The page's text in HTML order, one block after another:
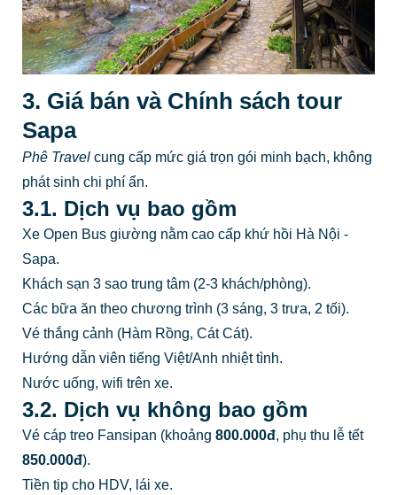
3. Giá bán và Chính sách tour
Sapa
Phê Travelcung cấp mức giá trọn gói minh bạch, không
phát sinh chi phí ẩn.
3.1. Dịch vụ bao gồm
Xe Open Bus giường nằm cao cấp khứ hồi Hà Nội -
Sapa.
Khách sạn 3 sao trung tâm (2-3 khách/phòng).
Các bữa ăn theo chương trình (3 sáng, 3 trưa, 2 tối).
Vé thắng cảnh (Hàm Rồng, Cát Cát).
Hướng dẫn viên tiếng Việt/Anh nhiệt tình.
Nước uống, wifi trên xe.
3.2. Dịch vụ không bao gồm
Vé cáp treo Fansipan (khoảng 800.000đ, phụ thu lễ tết
850.000đ).
Tiền tip cho HDV, lái xe.